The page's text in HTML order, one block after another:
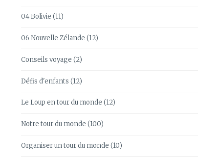
04 Bolivie (11)
06 Nouvelle Zélande (12)
Conseils voyage (2)
Défis d'enfants (12)
Le Loup en tour du monde (12)
Notre tour du monde (100)
Organiser un tour du monde (10)